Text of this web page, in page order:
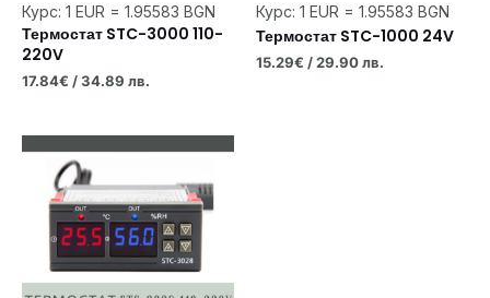
Курс: 1 EUR = 1.95583 BGN
Термостат STC-3000 110-
220V
17.84€ / 34.89 лв.
Курс: 1 EUR = 1.95583 BGN
Термостат STC-1000 24V
15.29€ / 29.90 лв.